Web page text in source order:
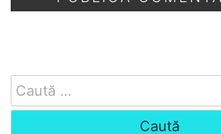
Search
for: